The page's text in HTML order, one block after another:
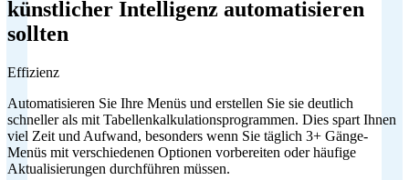
künstlicher Intelligenz automatisieren
sollten
Effizienz
Automatisieren Sie Ihre Menüs und erstellen Sie sie deutlich
schneller als mit Tabellenkalkulationsprogrammen. Dies spart Ihnen
viel Zeit und Aufwand, besonders wenn Sie täglich 3+ Gänge-
Menüs mit verschiedenen Optionen vorbereiten oder häufige
Aktualisierungen durchführen müssen.